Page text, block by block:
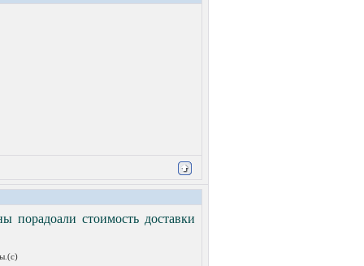
порадоали стоимость доставки